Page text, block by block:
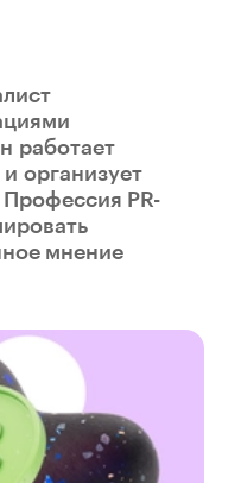
работает
организует
PR-
мнение